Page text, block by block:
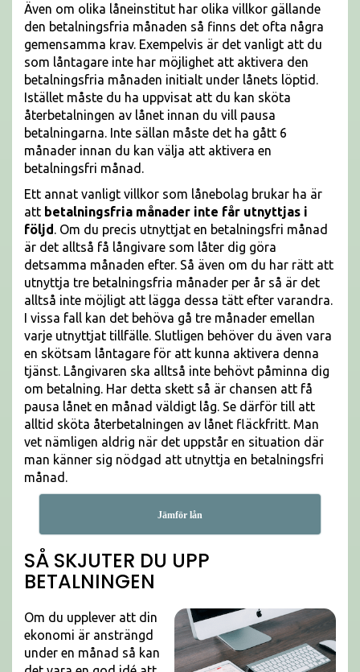
Även om olika låneinstitut har olika villkor gällande
den betalningsfria månaden så finns det ofta några
gemensamma krav. Exempelvis är det vanligt att du
som låntagare inte har möjlighet att aktivera den
betalningsfria månaden initialt under lånets löptid.
Istället måste du ha uppvisat att du kan sköta
återbetalningen av lånet innan du vill pausa
betalningarna. Inte sällan måste det ha gått 6
månader innan du kan välja att aktivera en
betalningsfri månad.
Ett annat vanligt villkor som lånebolag brukar ha är
att betalningsfria månader inte får utnyttjas i
följd. Om du precis utnyttjat en betalningsfri månad
är det alltså få långivare som låter dig göra
detsamma månaden efter. Så även om du har rätt att
utnyttja tre betalningsfria månader per år så är det
alltså inte möjligt att lägga dessa tätt efter varandra.
I vissa fall kan det behöva gå tre månader emellan
varje utnyttjat tillfälle. Slutligen behöver du även vara
en skötsam låntagare för att kunna aktivera denna
tjänst. Långivaren ska alltså inte behövt påminna dig
om betalning. Har detta skett så är chansen att få
pausa lånet en månad väldigt låg. Se därför till att
alltid sköta återbetalningen av lånet fläckfritt. Man
vet nämligen aldrig när det uppstår en situation där
man känner sig nödgad att utnyttja en betalningsfri
månad.
Jämför lån
SÅ SKJUTER DU UPP
BETALNINGEN
Om du upplever att din
ekonomi är ansträngd
under en månad så kan